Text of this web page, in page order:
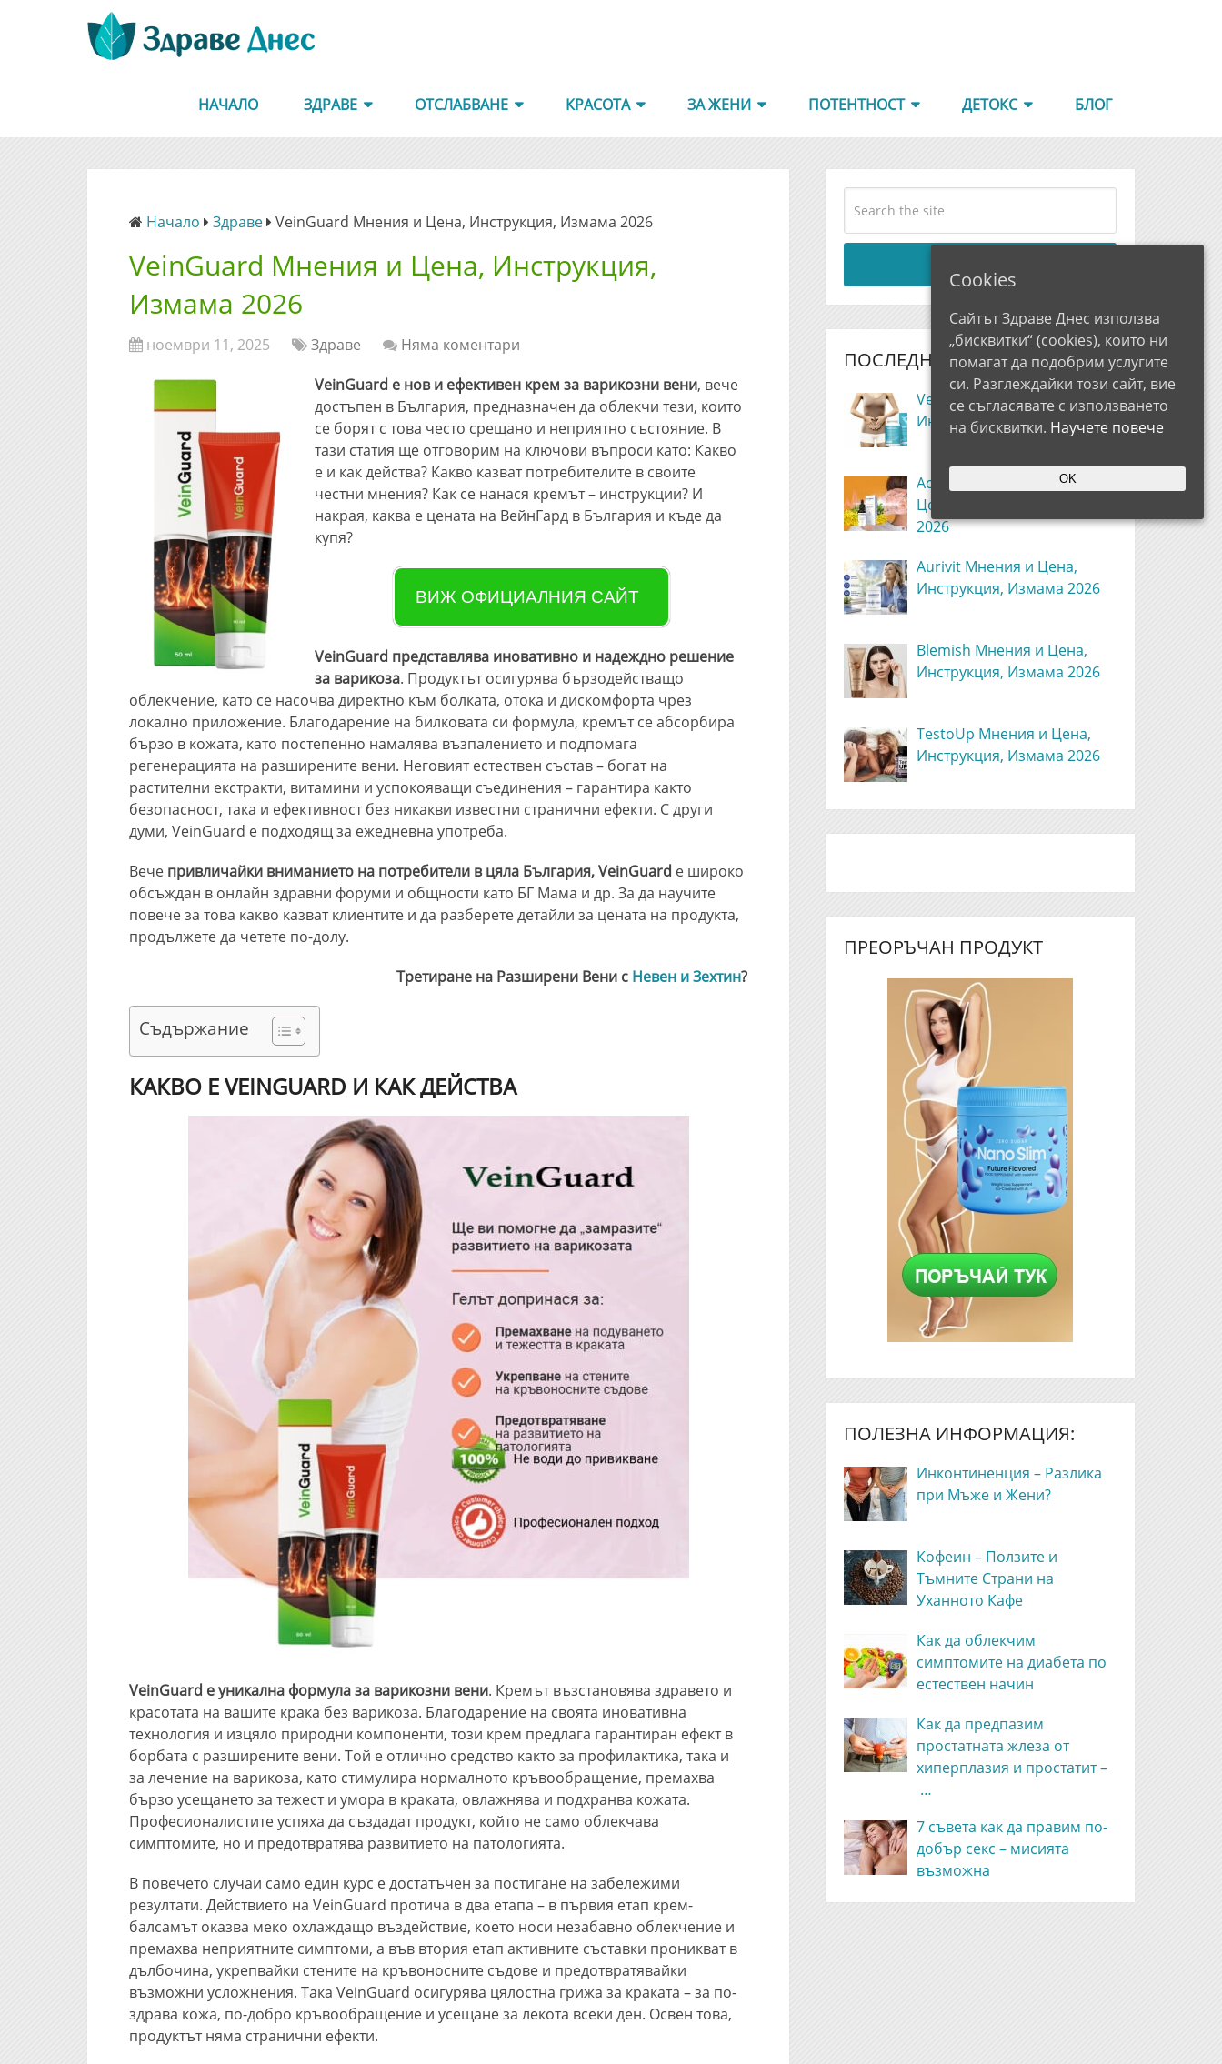
НАЧАЛО ЗДРАВЕ ОТСЛАБВАНЕ КРАСОТА ЗА ЖЕНИ ПОТЕНТНОСТ ДЕТОКС БЛОГ
Начало Здраве VeinGuard Мнения и Цена, Инструкция, Измама 2026
VeinGuard Мнения и Цена, Инструкция,
Измама 2026
ноември 11, 2025 Здраве
Няма коментари
VeinGuard е нов и ефективен крем за варикозни вени, вече
достъпен в България, предназначен да облекчи тези, които
се борят с това често срещано и неприятно състояние. В
тази статия ще отговорим на ключови въпроси като: Какво
e и как действа? Какво казват потребителите в своите
честни мнения? Как се нанася кремът – инструкции? И
накрая, каква е цената на ВейнГард в България и къде да
купя?
ВИЖ ОФИЦИАЛНИЯ САЙТ
VeinGuard представлява иновативно и надеждно решение
за варикоза. Продуктът осигурява бързодействащо
облекчение, като се насочва директно към болката, отока и дискомфорта чрез
локално приложение. Благодарение на билковата си формула, кремът се абсорбира
бързо в кожата, като постепенно намалява възпалението и подпомага
регенерацията на разширените вени. Неговият естествен състав – богат на
растителни екстракти, витамини и успокояващи съединения – гарантира както
безопасност, така и ефективност без никакви известни странични ефекти. С други
думи, VeinGuard е подходящ за ежедневна употреба.
Вече привличайки вниманието на потребители в цяла България, VeinGuard е широко
обсъждан в онлайн здравни форуми и общности като БГ Мама и др. За да научите
повече за това какво казват клиентите и да разберете детайли за цената на продукта,
продължете да четете по-долу.
Третиране на Разширени Вени с Невен и Зехтин?
Съдържание
КАКВО Е VEINGUARD И КАК ДЕЙСТВА
VeinGuard е уникална формула за варикозни вени. Кремът възстановява здравето и
красотата на вашите крака без варикоза. Благодарение на своята иновативна
технология и изцяло природни компоненти, този крем предлага гарантиран ефект в
борбата с разширените вени. Той е отлично средство както за профилактика, така и
за лечение на варикоза, като стимулира нормалното кръвообращение, премахва
бързо усещането за тежест и умора в краката, овлажнява и подхранва кожата.
Професионалистите успяха да създадат продукт, който не само облекчава
симптомите, но и предотвратява развитието на патологията.
В повечето случаи само един курс е достатъчен за постигане на забележими
резултати. Действието на VeinGuard протича в два етапа – в първия етап крем-
балсамът оказва меко охлаждащо въздействие, което носи незабавно облекчение и
премахва неприятните симптоми, а във втория етап активните съставки проникват в
дълбочина, укрепвайки стените на кръвоносните съдове и предотвратявайки
възможни усложнения. Така VeinGuard осигурява цялостна грижа за краката – за по-
здрава кожа, по-добро кръвообращение и усещане за лекота всеки ден. Освен това,
продуктът няма странични ефекти.
ПОСЛЕДНИ РЕВЮТА
Velmora Мнения и Цена,
Инструкция, Измама 2026
AccuSound Oil Мнения и
Цена, Инструкция, Измама
2026
Aurivit Мнения и Цена,
Инструкция, Измама 2026
Blemish Мнения и Цена,
Инструкция, Измама 2026
TestoUp Мнения и Цена,
Инструкция, Измама 2026
ПРЕОРЪЧАН ПРОДУКТ
ПОЛЕЗНА ИНФОРМАЦИЯ:
Инконтиненция – Разлика
при Мъже и Жени?
Кофеин – Ползите и
Тъмните Страни на
Уханното Кафе
Как да облекчим
симптомите на диабета по
естествен начин
Как да предпазим
простатната жлеза от
хиперплазия и простатит –
…
7 съвета как да правим по-
добър секс – мисията
възможна
Cookies
Сайтът Здраве Днес използва
„бисквитки“ (cookies), които ни
помагат да подобрим услугите
си. Разглеждайки този сайт, вие
се съгласявате с използването
на бисквитки. Научете повече
OK